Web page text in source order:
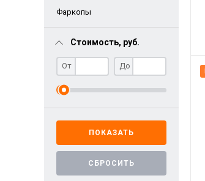
Фаркопы
Стоимость, руб.
От До